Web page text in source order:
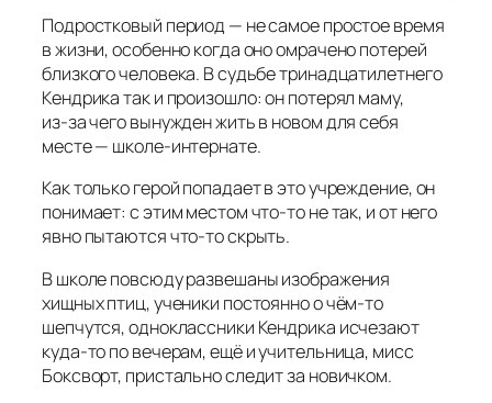
Подростковый период — не самое простое время
в жизни, особенно когда оно омрачено потерей
близкого человека. В судьбе тринадцатилетнего
Кендрика так и произошло: он потерял маму,
из‑за чего вынужден жить в новом для себя
месте — школе‑интернате.
Как только герой попадает в это учреждение, он
понимает: с этим местом что‑то не так, и от него
явно пытаются что‑то скрыть.
В школе повсюду развешаны изображения
хищных птиц, ученики постоянно о чём‑то
шепчутся, одноклассники Кендрика исчезают
куда‑то по вечерам, ещё и учительница, мисс
Боксворт, пристально следит за новичком.